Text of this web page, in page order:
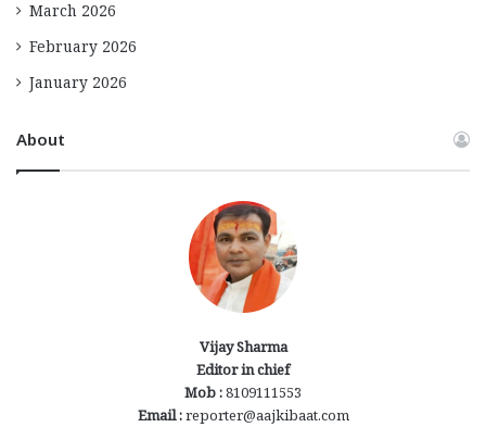
March 2026
February 2026
January 2026
About
Vijay Sharma
Editor in chief
Mob :8109111553
Email :reporter@aajkibaat.com